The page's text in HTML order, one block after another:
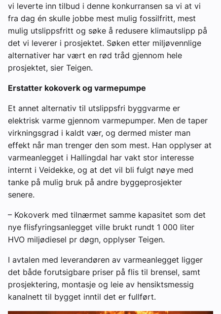
vi leverte inn tilbud i denne konkurransen sa vi at vi
fra dag én skulle jobbe mest mulig fossilfritt, mest
mulig utslippsfritt og søke å redusere klimautslipp på
det vi leverer i prosjektet. Søken etter miljøvennlige
alternativer har vært en rød tråd gjennom hele
prosjektet, sier Teigen.
Erstatter kokoverk og varmepumpe
Et annet alternativ til utslippsfri byggvarme er
elektrisk varme gjennom varmepumper. Men de taper
virkningsgrad i kaldt vær, og dermed mister man
effekt når man trenger den som mest. Han opplyser at
varmeanlegget i Hallingdal har vakt stor interesse
internt i Veidekke, og at det vil bli fulgt nøye med
tanke på mulig bruk på andre byggeprosjekter
senere.
– Kokoverk med tilnærmet samme kapasitet som det
nye flisfyringsanlegget ville brukt rundt 1 000 liter
HVO miljødiesel pr døgn, opplyser Teigen.
I avtalen med leverandøren av varmeanlegget ligger
det både forutsigbare priser på flis til brensel, samt
prosjektering, montasje og leie av hensiktsmessig
kanalnett til bygget inntil det er fullført.